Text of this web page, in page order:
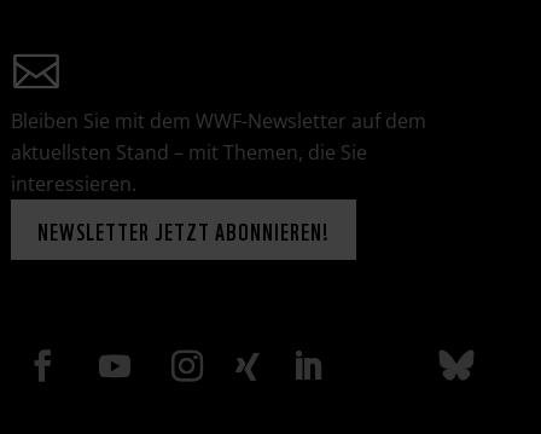
Bleiben Sie mit dem WWF-Newsletter auf dem
aktuellsten Stand – mit Themen, die Sie
interessieren.
NEWSLETTER JETZT ABONNIEREN!